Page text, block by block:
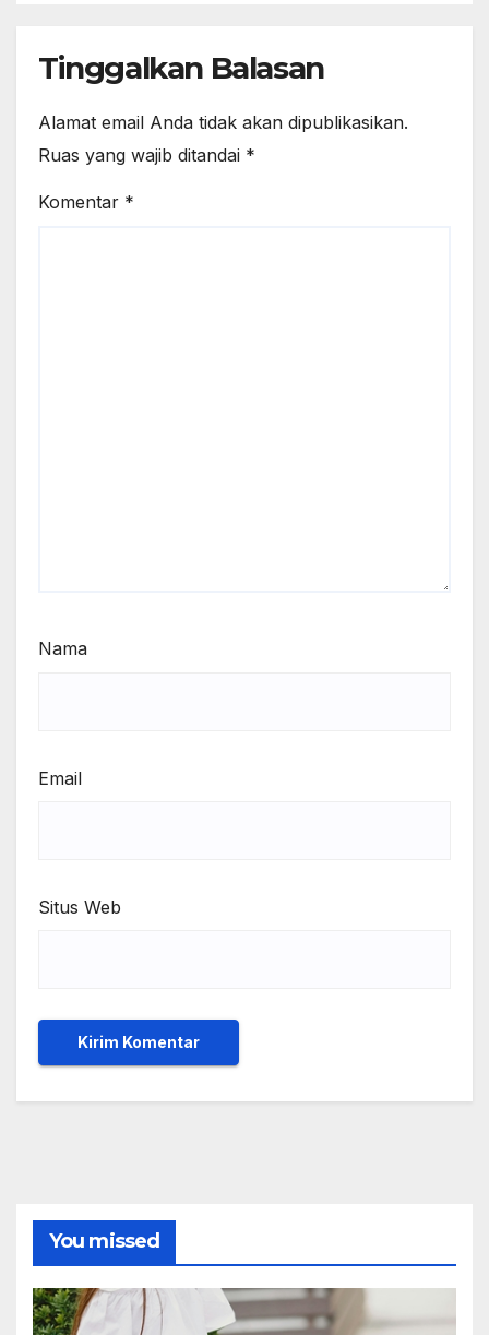
Tinggalkan Balasan
Alamat email Anda tidak akan dipublikasikan.
Ruas yang wajib ditandai *
Komentar *
Nama
Email
Situs Web
You missed